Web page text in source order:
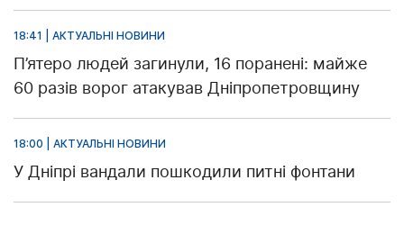
18:41 | АКТУАЛЬНІ НОВИНИ
П’ятеро людей загинули, 16 поранені: майже
60 разів ворог атакував Дніпропетровщину
18:00 | АКТУАЛЬНІ НОВИНИ
У Дніпрі вандали пошкодили питні фонтани